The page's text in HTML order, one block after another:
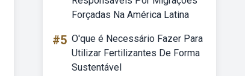
Forçadas Na América Latina
#5 O'que é Necessário Fazer Para
Utilizar Fertilizantes De Forma
Sustentável